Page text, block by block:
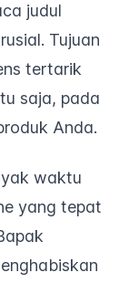
judul
Tujuan
tertarik
saja, pada
Anda.
waktu
yang tepat